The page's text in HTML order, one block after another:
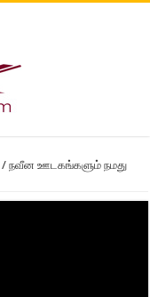
/ நவீன ஊடகங்களும் நமது